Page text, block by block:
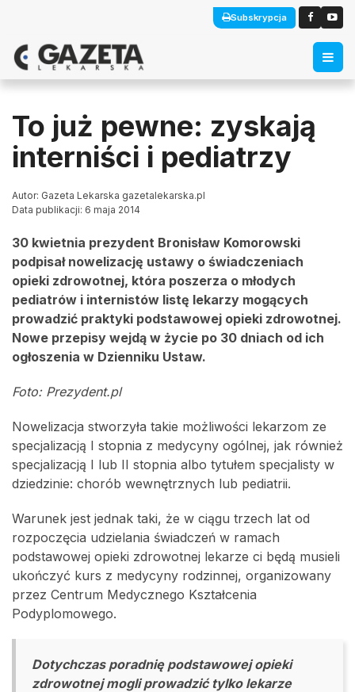
Subskrypcja
To już pewne: zyskają
interniści i pediatrzy
Autor: Gazeta Lekarska gazetalekarska.pl
Data publikacji: 6 maja 2014
30 kwietnia prezydent Bronisław Komorowski
podpisał nowelizację ustawy o świadczeniach
opieki zdrowotnej, która poszerza o młodych
pediatrów i internistów listę lekarzy mogących
prowadzić praktyki podstawowej opieki zdrowotnej.
Nowe przepisy wejdą w życie po 30 dniach od ich
ogłoszenia w Dzienniku Ustaw.
Foto: Prezydent.pl
Nowelizacja stworzyła takie możliwości lekarzom ze
specjalizacją I stopnia z medycyny ogólnej, jak również
specjalizacją I lub II stopnia albo tytułem specjalisty w
dziedzinie: chorób wewnętrznych lub pediatrii.
Warunek jest jednak taki, że w ciągu trzech lat od
rozpoczęcia udzielania świadczeń w ramach
podstawowej opieki zdrowotnej lekarze ci będą musieli
ukończyć kurs z medycyny rodzinnej, organizowany
przez Centrum Medycznego Kształcenia
Podyplomowego.
Dotychczas poradnię podstawowej opieki
zdrowotnej mogli prowadzić tylko lekarze